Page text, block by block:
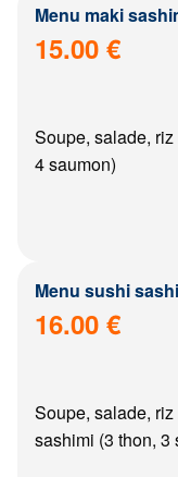
Menu maki
15.00 €
Soupe, salade,
4 saumon)
Menu sushi
16.00 €
Soupe, salade,
sashimi (3 thon, 3